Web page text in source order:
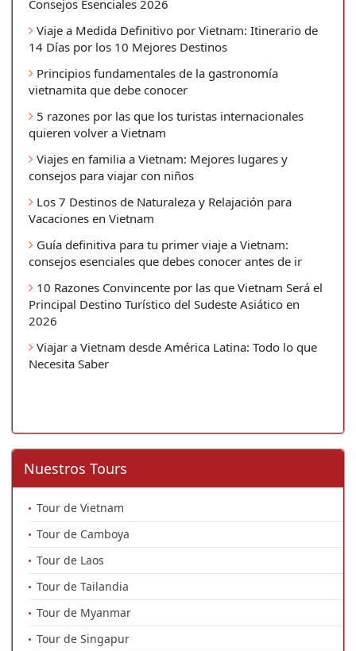
Consejos Esenciales 2026
Viaje a Medida Definitivo por Vietnam: Itinerario de
14 Días por los 10 Mejores Destinos
Principios fundamentales de la gastronomía
vietnamita que debe conocer
5 razones por las que los turistas internacionales
quieren volver a Vietnam
Viajes en familia a Vietnam: Mejores lugares y
consejos para viajar con niños
Los 7 Destinos de Naturaleza y Relajación para
Vacaciones en Vietnam
Guía definitiva para tu primer viaje a Vietnam:
consejos esenciales que debes conocer antes de ir
10 Razones Convincente por las que Vietnam Será el
Principal Destino Turístico del Sudeste Asiático en
2026
Viajar a Vietnam desde América Latina: Todo lo que
Necesita Saber
Nuestros Tours
Tour de Vietnam
Tour de Camboya
Tour de Laos
Tour de Tailandia
Tour de Myanmar
Tour de Singapur